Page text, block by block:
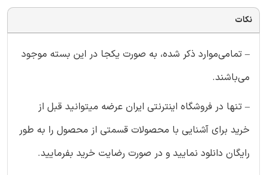
نکات
– تمامی‌موارد ذکر شده، به صورت یکجا در این بسته موجود
می‌باشند.
– تنها در فروشگاه اینترنتی ایران عرضه میتوانید قبل از
خرید برای آشنایی با محصولات قسمتی از محصول را به طور
رایگان دانلود نمایید و در صورت رضایت خرید بفرمایید.